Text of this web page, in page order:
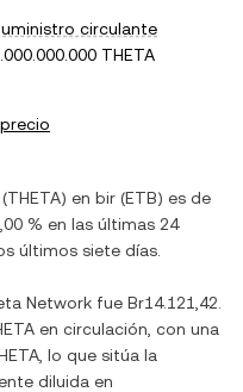
circulante
THETA
(THETA) en bir (ETB) es de
% en las últimas 24
últimos siete días.
Network fue Br14.121,42
en circulación, con una
, lo que sitúa la
diluida en